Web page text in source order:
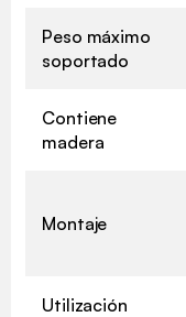
Peso máximo
soportado
Contiene
madera
Montaje
Utilización